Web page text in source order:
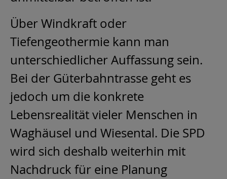
Über Windkraft oder
Tiefengeothermie kann man
unterschiedlicher Auffassung sein.
Bei der Güterbahntrasse geht es
jedoch um die konkrete
Lebensrealität vieler Menschen in
Waghäusel und Wiesental. Die SPD
wird sich deshalb weiterhin mit
Nachdruck für eine Planung